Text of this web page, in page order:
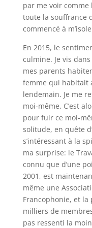
par me voir
toute la souffrance
commencé à
En 2015, le
culmine. Je vis
mes parents
femme qui habitait
lendemain. Je me
moi-même. C’est
pour fuir ce moi-
solitude, en quête
s’intéressant à la
ma surprise: le
connu que d’une
2001, est
même une
Francophonie, et la
milliers de
pas ressenti la